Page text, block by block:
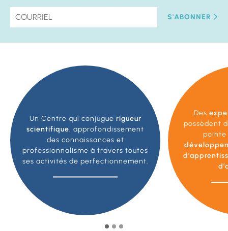
S'ABONNER
Un Centre qui conjugue rigueur
scientifique, approfondissement
des connaissances et
professionnalisme à travers toutes
ses activités de perfectionnement.
Des
possèdent
pointe